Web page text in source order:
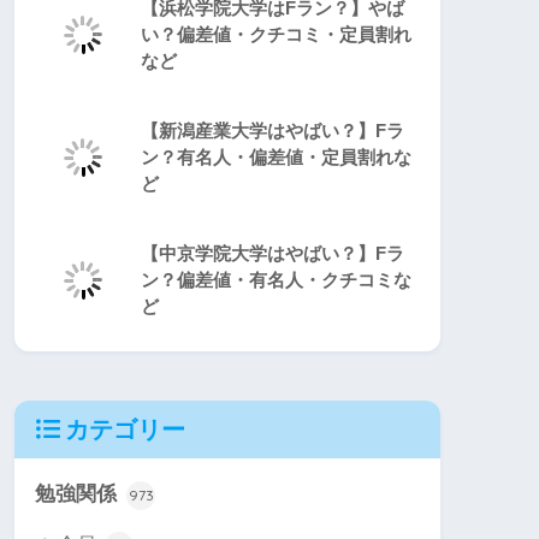
【浜松学院大学はFラン？】やば
い？偏差値・クチコミ・定員割れ
など
【新潟産業大学はやばい？】Fラ
ン？有名人・偏差値・定員割れな
ど
【中京学院大学はやばい？】Fラ
ン？偏差値・有名人・クチコミな
ど
カテゴリー
勉強関係 973